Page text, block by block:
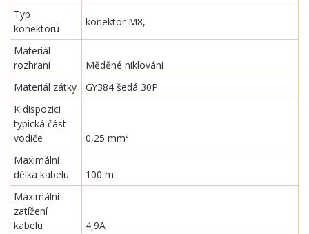
Typ
konektoru
konektor M8,
Materiál
rozhraní
Měděné niklování
Materiál zátky
GY384 šedá 30P
K dispozici
typická část
vodiče
0,25 mm²
Maximální
délka kabelu
100 m
Maximální
zatížení
kabelu
4,9A